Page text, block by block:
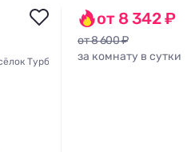
Турбаза Юность, Чуйская улица, 26
от 8 342 ₽
от 8 600 ₽
за комнату в сутки